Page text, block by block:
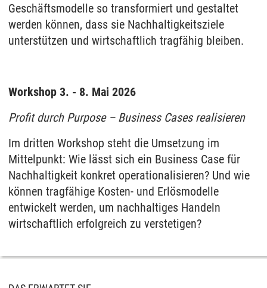
Geschäftsmodelle so transformiert und gestaltet
werden können, dass sie Nachhaltigkeitsziele
unterstützen und wirtschaftlich tragfähig bleiben.
Workshop 3. - 8. Mai 2026
Profit durch Purpose – Business Cases realisieren
Im dritten Workshop steht die Umsetzung im
Mittelpunkt: Wie lässt sich ein Business Case für
Nachhaltigkeit konkret operationalisieren? Und wie
können tragfähige Kosten- und Erlösmodelle
entwickelt werden, um nachhaltiges Handeln
wirtschaftlich erfolgreich zu verstetigen?